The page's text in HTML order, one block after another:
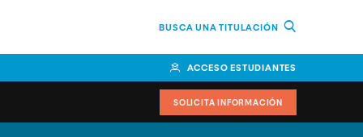
BUSCA UNA TITULACIÓN
ACCESO ESTUDIANTES
SOLICITA INFORMACIÓN